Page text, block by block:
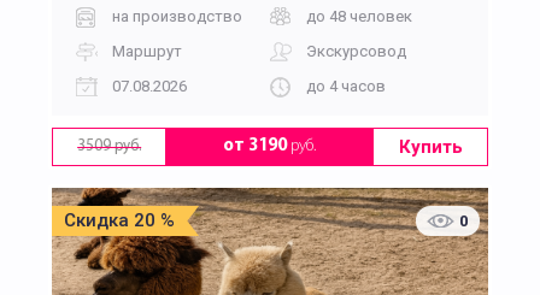
на производство
до 48 человек
Маршрут
Экскурсовод
07.08.2026
до 4 часов
3509 руб. от 3190руб. Купить
Скидка 20 % 0